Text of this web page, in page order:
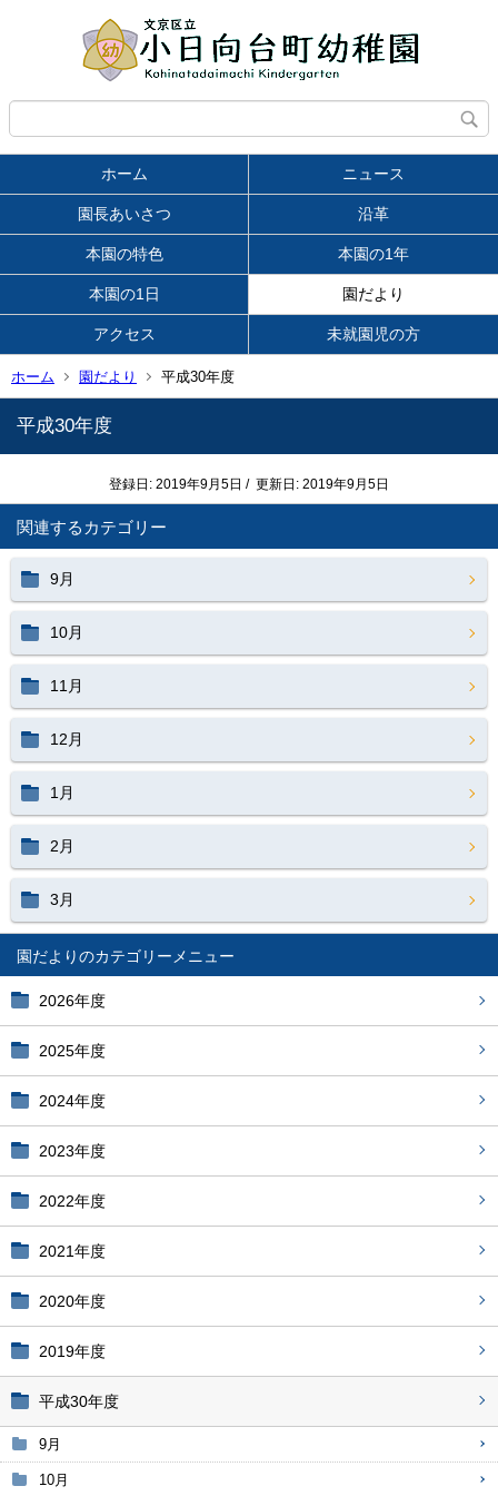
ホーム ニュース
園長あいさつ 沿革
本園の特色 本園の1年
本園の1日 園だより
アクセス 未就園児の方
ホーム 園だより 平成30年度
園だより
2026年度
2025年度
2024年度
2023年度
2022年度
2021年度
2020年度
2019年度
平成30年度
9月
10月
平成30年度
登録日: 2019年9月5日 / 更新日: 2019年9月5日
関連するカテゴリー
9月
10月
11月
12月
1月
2月
3月